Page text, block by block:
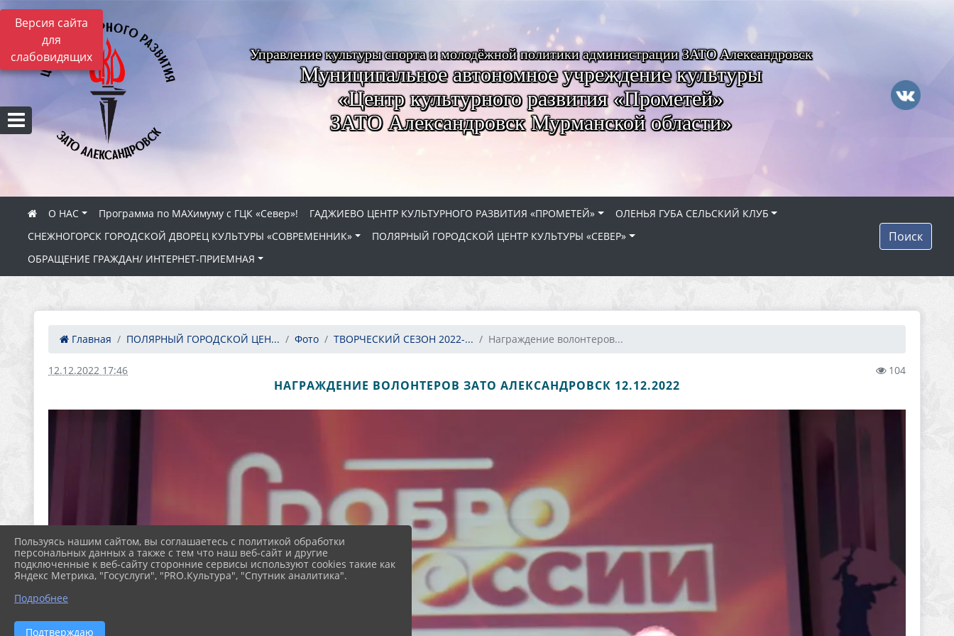
Версия сайта
для
слабовидящих
Управление культуры спорта и молодёжной политики администрации ЗАТО Александровск
Муниципальное автономное учреждение культуры
«Центр культурного развития «Прометей»
ЗАТО Александровск Мурманской области»
О НАС Программа по МАХимуму с ГЦК «Север»! ГАДЖИЕВО ЦЕНТР КУЛЬТУРНОГО РАЗВИТИЯ «ПРОМЕТЕЙ»
ОЛЕНЬЯ ГУБА СЕЛЬСКИЙ КЛУБ
СНЕЖНОГОРСК ГОРОДСКОЙ ДВОРЕЦ КУЛЬТУРЫ «СОВРЕМЕННИК»
ПОЛЯРНЫЙ ГОРОДСКОЙ ЦЕНТР КУЛЬТУРЫ «СЕВЕР»
ОБРАЩЕНИЕ ГРАЖДАН/ ИНТЕРНЕТ-ПРИЕМНАЯ
Поиск
Главная ПОЛЯРНЫЙ ГОРОДСКОЙ ЦЕН... Фото ТВОРЧЕСКИЙ СЕЗОН 2022-... Награждение волонтеров...
12.12.2022 17:46 104
НАГРАЖДЕНИЕ ВОЛОНТЕРОВ ЗАТО АЛЕКСАНДРОВСК 12.12.2022
Пользуясь нашим сайтом, вы соглашаетесь с политикой обработки
персональных данных а также с тем что наш веб-сайт и другие
подключенные к веб-сайту сторонние сервисы используют cookies такие как
Яндекс Метрика, "Госуслуги", "PRO.Культура", "Спутник аналитика".
Подробнее
Подтверждаю